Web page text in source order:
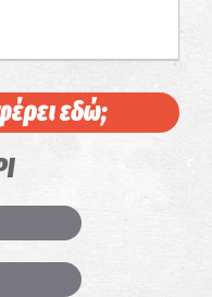
εδώ;